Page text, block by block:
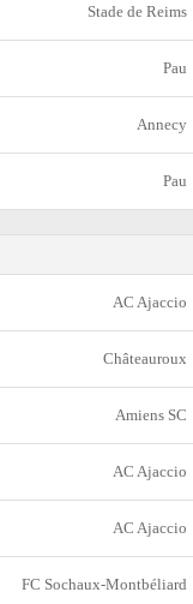
Stade de Reims
Pau
Annecy
Pau
AC Ajaccio
Châteauroux
Amiens SC
AC Ajaccio
AC Ajaccio
FC Sochaux-Montbéliard